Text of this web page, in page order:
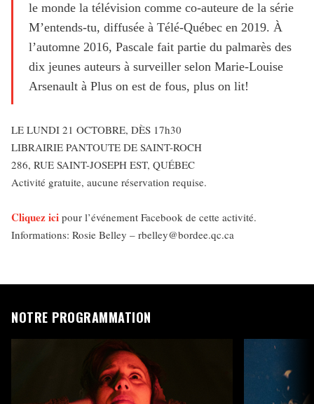
le monde la télévision comme co-auteure de la série
M’entends-tu, diffusée à Télé-Québec en 2019. À
l’automne 2016, Pascale fait partie du palmarès des
dix jeunes auteurs à surveiller selon Marie-Louise
Arsenault à Plus on est de fous, plus on lit!
LE LUNDI 21 OCTOBRE, DÈS 17h30
LIBRAIRIE PANTOUTE DE SAINT-ROCH
286, RUE SAINT-JOSEPH EST, QUÉBEC
Activité gratuite, aucune réservation requise.
Cliquez ici pour l’événement Facebook de cette activité.
Informations: Rosie Belley – rbelley@bordee.qc.ca
NOTRE PROGRAMMATION